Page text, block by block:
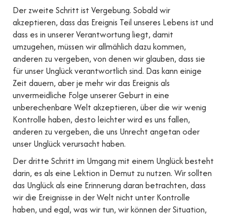
Der zweite Schritt ist Vergebung. Sobald wir
akzeptieren, dass das Ereignis Teil unseres Lebens ist und
dass es in unserer Verantwortung liegt, damit
umzugehen, müssen wir allmählich dazu kommen,
anderen zu vergeben, von denen wir glauben, dass sie
für unser Unglück verantwortlich sind. Das kann einige
Zeit dauern, aber je mehr wir das Ereignis als
unvermeidliche Folge unserer Geburt in eine
unberechenbare Welt akzeptieren, über die wir wenig
Kontrolle haben, desto leichter wird es uns fallen,
anderen zu vergeben, die uns Unrecht angetan oder
unser Unglück verursacht haben.
Der dritte Schritt im Umgang mit einem Unglück besteht
darin, es als eine Lektion in Demut zu nutzen. Wir sollten
das Unglück als eine Erinnerung daran betrachten, dass
wir die Ereignisse in der Welt nicht unter Kontrolle
haben, und egal, was wir tun, wir können der Situation,